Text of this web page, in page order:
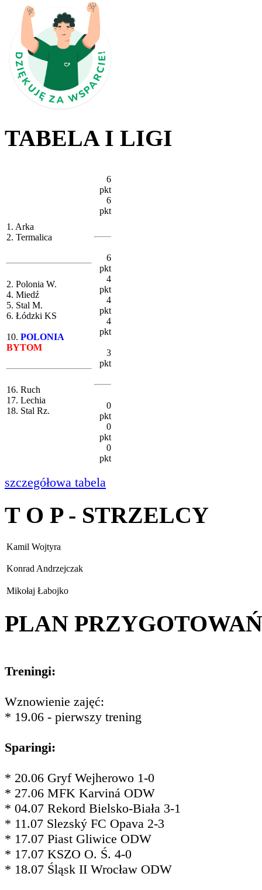
TABELA I LIGI
1. Arka
2. Termalica
2. Polonia W.
4. Miedź
5. Stal M.
6. Łódzki KS
10. POLONIA
BYTOM
16. Ruch
17. Lechia
18. Stal Rz.
6
pkt
6
pkt
6
pkt
4
pkt
4
pkt
4
pkt
3
pkt
0
pkt
0
pkt
0
pkt
szczegółowa tabela
T O P - STRZELCY
Kamil Wojtyra
Konrad Andrzejczak
Mikołaj Łabojko
PLAN PRZYGOTOWAŃ
Treningi:
Wznowienie zajęć:
* 19.06 - pierwszy trening
Sparingi:
* 20.06 Gryf Wejherowo 1-0
* 27.06 MFK Karviná ODW
* 04.07 Rekord Bielsko-Biała 3-1
* 11.07 Slezský FC Opava 2-3
* 17.07 Piast Gliwice ODW
* 17.07 KSZO O. Ś. 4-0
* 18.07 Śląsk II Wrocław ODW